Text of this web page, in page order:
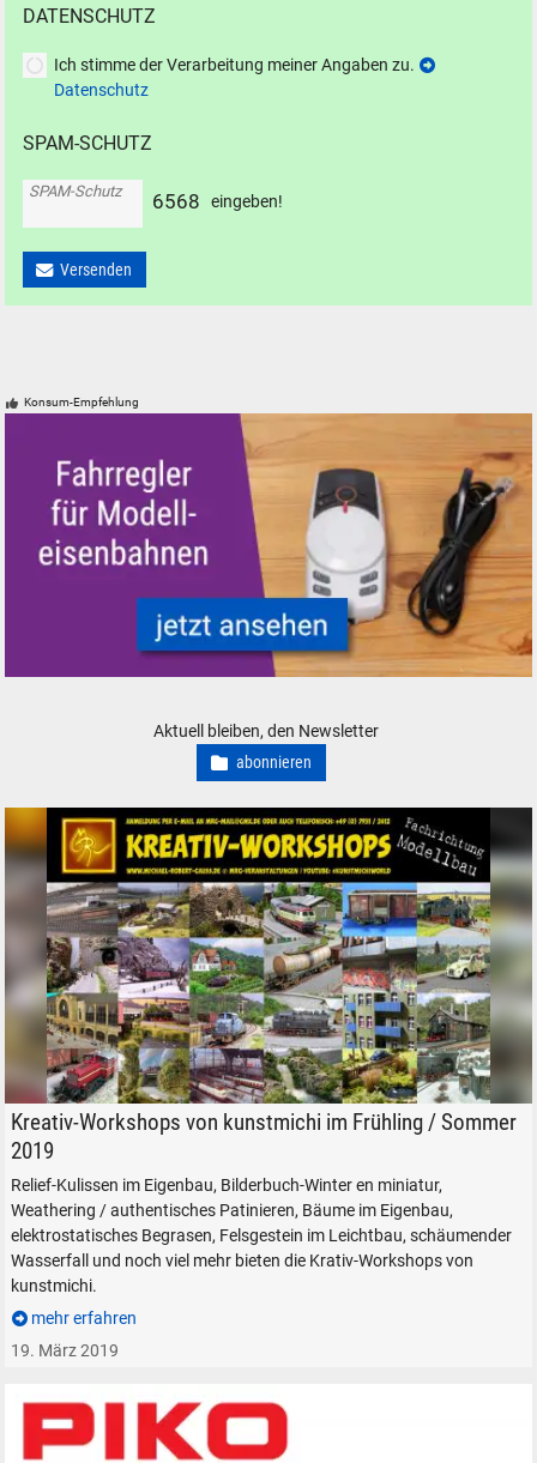
DATENSCHUTZ
Ich stimme der Verarbeitung meiner Angaben zu.
Datenschutz
SPAM-SCHUTZ
SPAM-Schutz 6568 eingeben!
Versenden
Konsum-Empfehlung
Aktuell bleiben, den Newsletter
abonnieren
Kreativ-Workshops Modellbau von kunstmichi
Kreativ-Workshops von kunstmichi im Frühling / Sommer
2019
Relief-Kulissen im Eigenbau, Bilderbuch-Winter en miniatur,
Weathering / authentisches Patinieren, Bäume im Eigenbau,
elektrostatisches Begrasen, Felsgestein im Leichtbau, schäumender
Wasserfall und noch viel mehr bieten die Krativ-Workshops von
kunstmichi.
mehr erfahren
19. März 2019